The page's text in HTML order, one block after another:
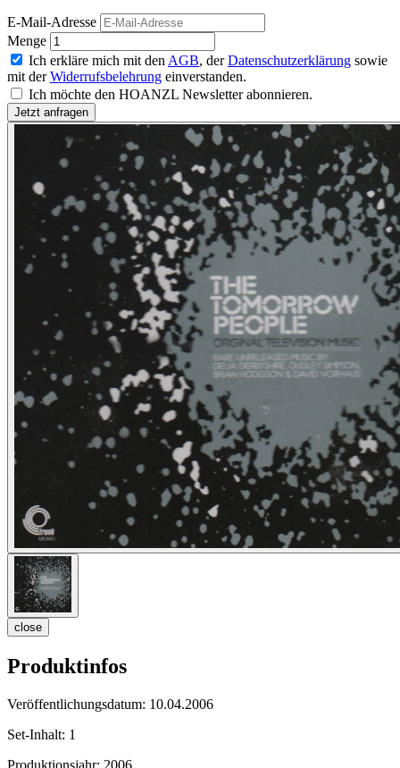
E-Mail-Adresse
Menge
Ich erkläre mich mit den AGB, derDatenschutzerklärung sowie
mit derWiderrufsbelehrung einverstanden.
Ich möchte den HOANZL Newsletter abonnieren.
close
Produktinfos
Veröffentlichungsdatum: 10.04.2006
Set-Inhalt: 1